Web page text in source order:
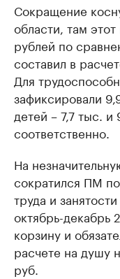
Сокращение
области, там
рублей по
составил в
Для
зафиксировали
детей – 7,7 тыс.
соответственно.
На
сократился ПМ
труда и
октябрь-декабрь
корзину и
расчете на душу
руб.